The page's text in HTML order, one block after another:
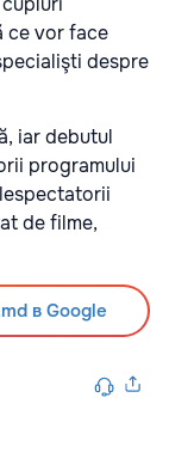
ce vor face
despre
iar debutul
programului
de filme,
в Google